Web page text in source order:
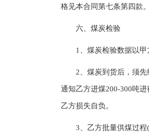
格见本合同第七条第四款。
六、煤炭检验
1、煤炭检验数据以甲
2、煤炭到货后，须先
通知乙方进煤200-300吨
乙方损失自负。
3、乙方批量供煤过程